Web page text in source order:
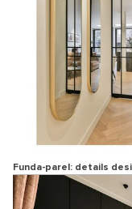
Funda-parel: details